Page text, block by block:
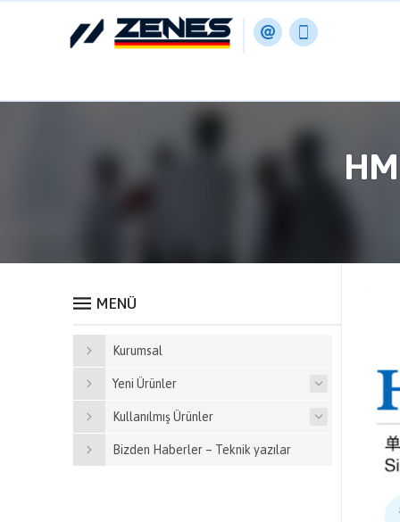
MENÜ
Kurumsal
Yeni Ürünler
Kullanılmış Ürünler
Bizden Haberler – Teknik yazılar